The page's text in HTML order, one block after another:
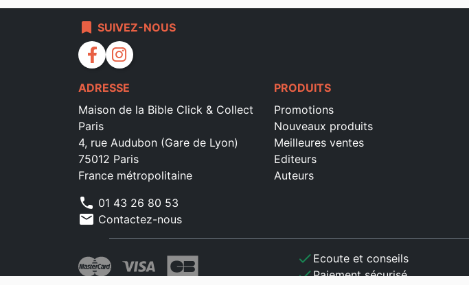
bookmark SUIVEZ-NOUS
facebook instagram
ADRESSE
Maison de la Bible Click & Collect
Paris
4, rue Audubon (Gare de Lyon)
75012 Paris
France métropolitaine
phone 01 43 26 80 53
mail Contactez-nous
PRODUITS
Promotions
Nouveaux produits
Meilleures ventes
Editeurs
Auteurs
check Ecoute et conseils
checkPaiement sécurisé